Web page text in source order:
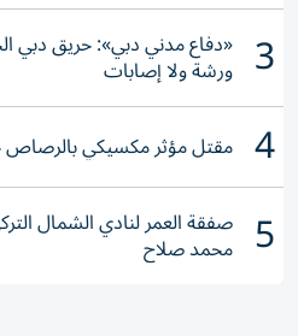
3 «دفاع مدني دبي»: حريق دبي
ورشة ولا إصابات
4 مقتل مؤثر مكسيكي بالرصاص
5 صفقة العمر لنادي الشمال
محمد صلاح